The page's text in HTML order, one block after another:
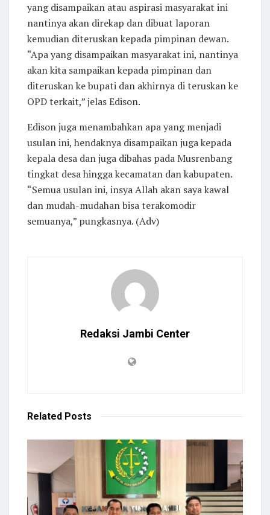
yang disampaikan atau aspirasi masyarakat ini
nantinya akan direkap dan dibuat laporan
kemudian diteruskan kepada pimpinan dewan.
“Apa yang disampaikan masyarakat ini, nantinya
akan kita sampaikan kepada pimpinan dan
diteruskan ke bupati dan akhirnya di teruskan ke
OPD terkait,” jelas Edison.
Edison juga menambahkan apa yang menjadi
usulan ini, hendaknya disampaikan juga kepada
kepala desa dan juga dibahas pada Musrenbang
tingkat desa hingga kecamatan dan kabupaten.
“Semua usulan ini, insya Allah akan saya kawal
dan mudah-mudahan bisa terakomodir
semuanya,” pungkasnya. (Adv)
Redaksi Jambi Center
Related Posts